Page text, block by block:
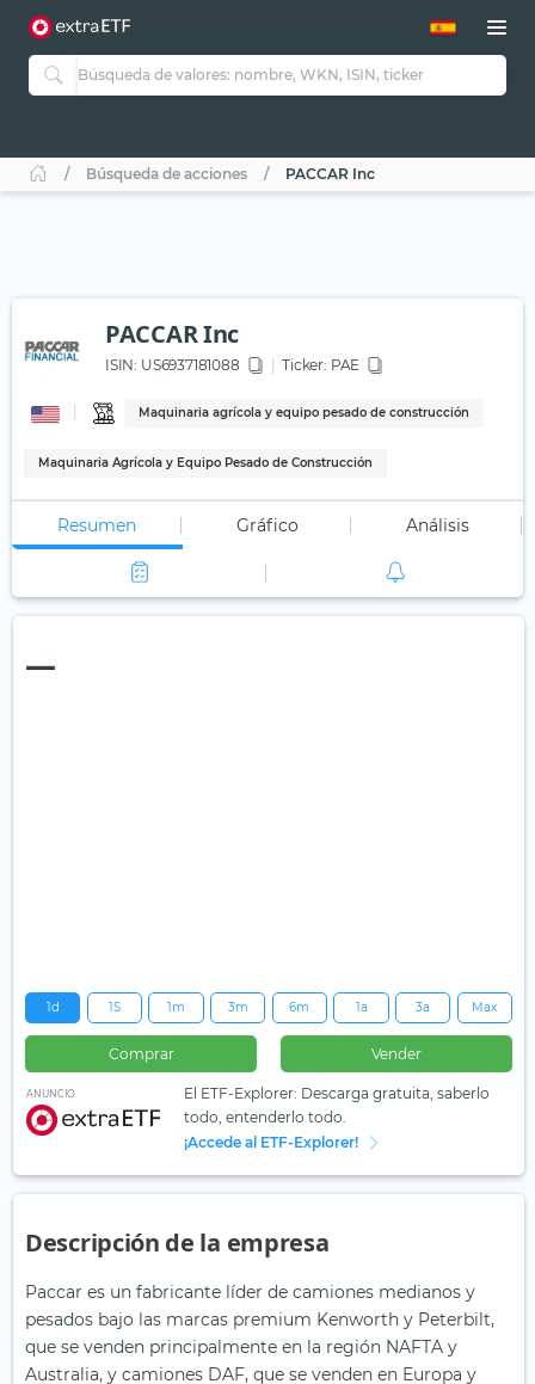
Búsqueda de acciones PACCAR Inc
PACCAR Inc
ISIN: US6937181088 Ticker: PAE
Maquinaria agrícola y equipo pesado de construcción
Maquinaria Agrícola y Equipo Pesado de Construcción
Resumen Gráfico Análisis
—
1d 1S 1m 3m 6m 1a 3a Max
Comprar Vender
ANUNCIO
El ETF-Explorer: Descarga gratuita, saberlo
todo, entenderlo todo.
¡Accede al ETF-Explorer!
Descripción de la empresa
Paccar es un fabricante líder de camiones medianos y
pesados bajo las marcas premium Kenworth y Peterbilt,
que se venden principalmente en la región NAFTA y
Australia, y camiones DAF, que se venden en Europa y